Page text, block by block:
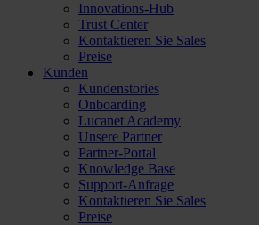
Innovations-Hub
Trust Center
Kontaktieren Sie Sales
Preise
Kunden
Kundenstories
Onboarding
Lucanet Academy
Unsere Partner
Partner-Portal
Knowledge Base
Support-Anfrage
Kontaktieren Sie Sales
Preise